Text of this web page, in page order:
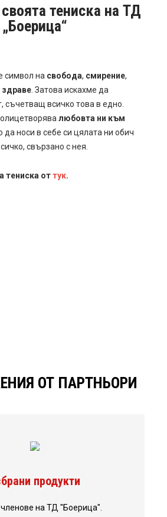
тениска на ТД
„Боерица“
символ на свобода, смирение,
здраве . Затова искахме да
съчетващ всичко това в едно.
любовта ни към
да носи в себе си цялата ни обич
свързано с нея.
тениска оттук.
ОТ ПАРТНЬОРИ
продукти
на ТД "Боерица".